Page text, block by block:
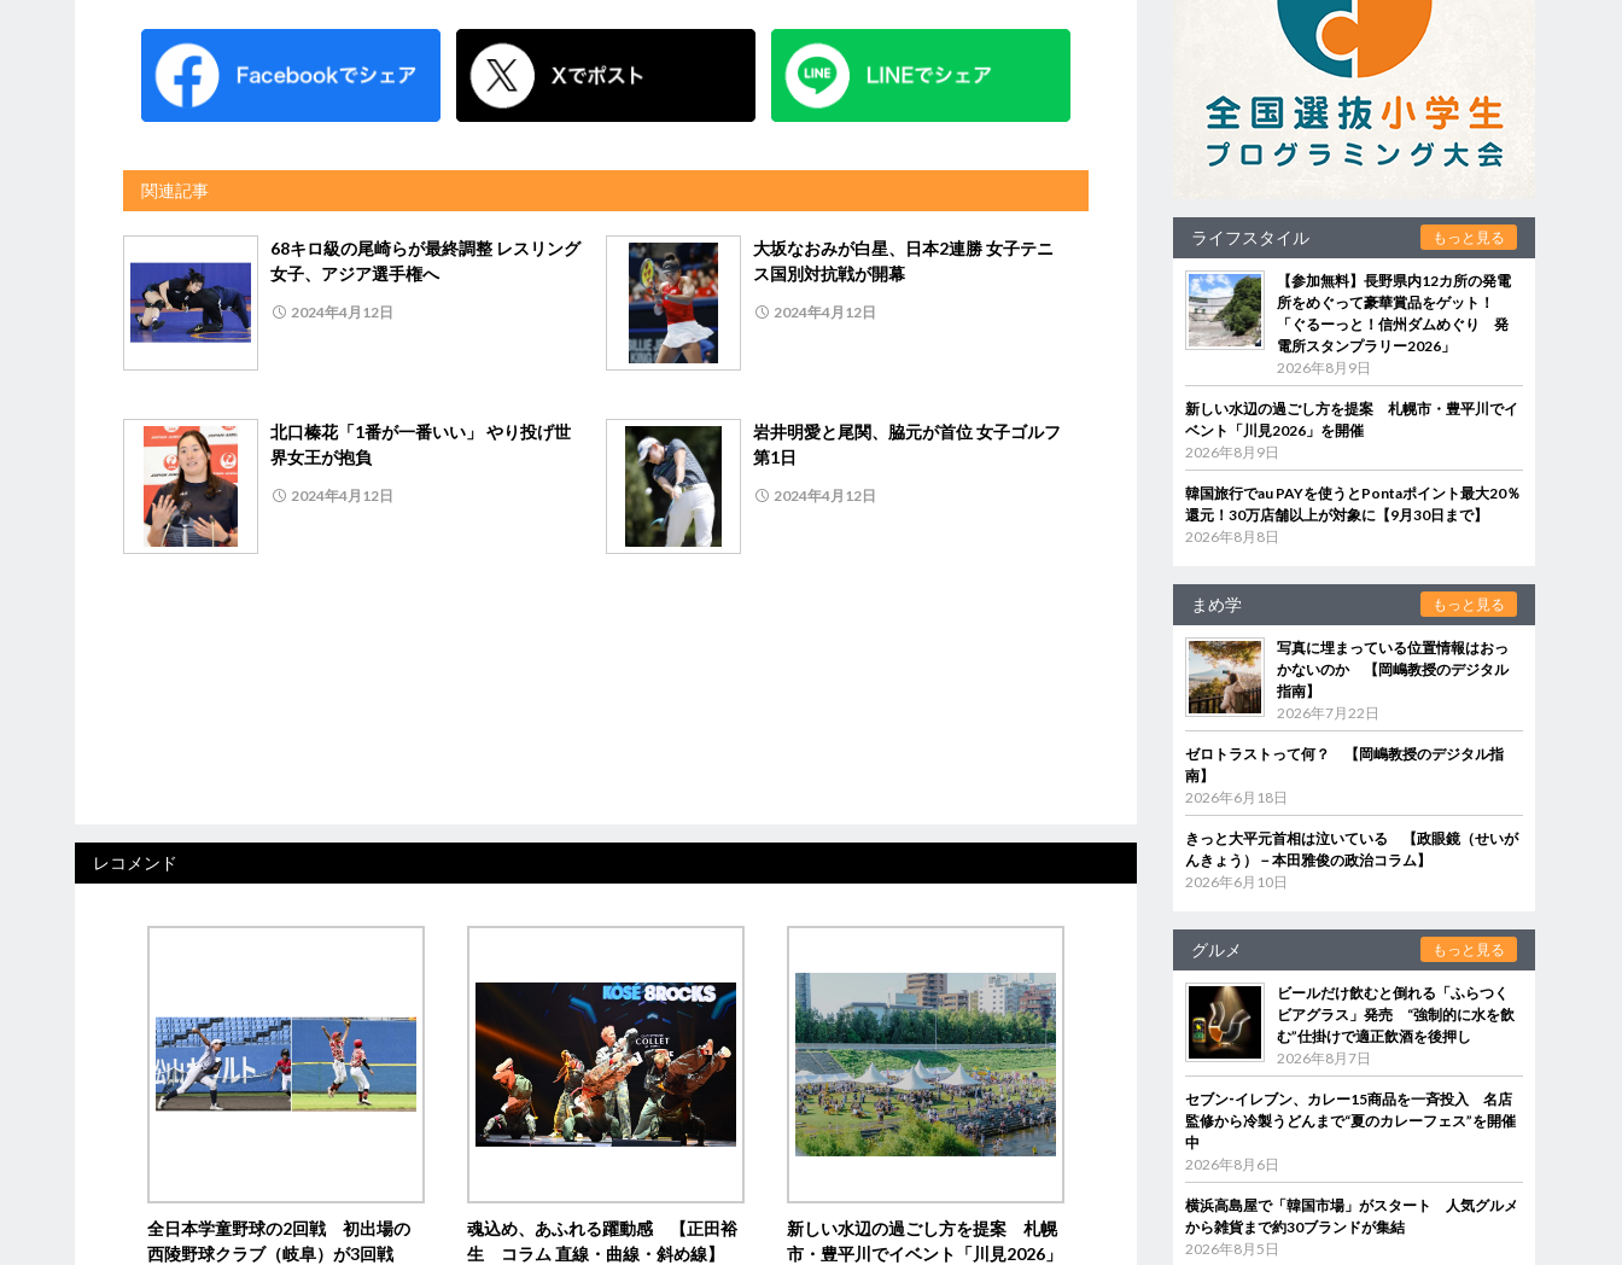
関連記事
68キロ級の尾崎らが最終調整 レスリング
女子、アジア選手権へ
2024年4月12日
大坂なおみが白星、日本2連勝 女子テニ
ス国別対抗戦が開幕
2024年4月12日
北口榛花「1番が一番いい」 やり投げ世
界女王が抱負
2024年4月12日
岩井明愛と尾関、脇元が首位 女子ゴルフ
第1日
2024年4月12日
レコメンド
全日本学童野球の2回戦 初出場の
西陵野球クラブ（岐阜）が3回戦
魂込め、あふれる躍動感 【正田裕
生 コラム 直線・曲線・斜め線】
新しい水辺の過ごし方を提案 札幌
市・豊平川でイベント「川見2026」
ライフスタイル もっと見る
【参加無料】長野県内12カ所の発電
所をめぐって豪華賞品をゲット！
「ぐるーっと！信州ダムめぐり 発
電所スタンプラリー2026」
2026年8月9日
新しい水辺の過ごし方を提案 札幌市・豊平川でイ
ベント「川見2026」を開催
2026年8月9日
韓国旅行でau PAYを使うとPontaポイント最大20％
還元！30万店舗以上が対象に【9月30日まで】
2026年8月8日
まめ学 もっと見る
写真に埋まっている位置情報はおっ
かないのか 【岡嶋教授のデジタル
指南】
2026年7月22日
ゼロトラストって何？ 【岡嶋教授のデジタル指
南】
2026年6月18日
きっと大平元首相は泣いている 【政眼鏡（せいが
んきょう）－本田雅俊の政治コラム】
2026年6月10日
グルメ もっと見る
ビールだけ飲むと倒れる「ふらつく
ビアグラス」発売 “強制的に水を飲
む”仕掛けで適正飲酒を後押し
2026年8月7日
セブン‐イレブン、カレー15商品を一斉投入 名店
監修から冷製うどんまで“夏のカレーフェス”を開催
中
2026年8月6日
横浜高島屋で「韓国市場」がスタート 人気グルメ
から雑貨まで約30ブランドが集結
2026年8月5日